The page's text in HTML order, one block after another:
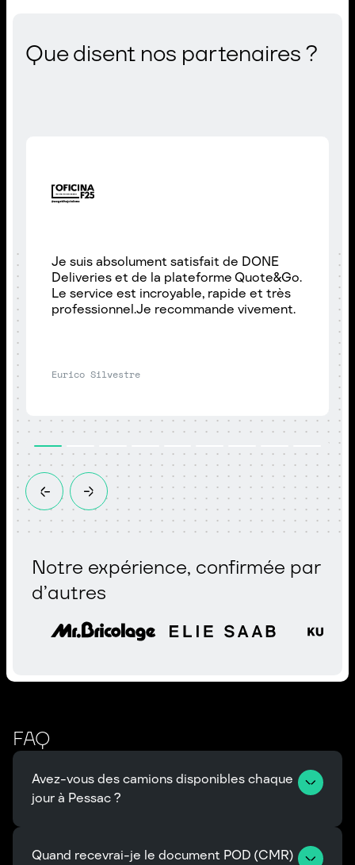
Que disent nos partenaires ?
Je suis absolument satisfait de DONE
Deliveries et de la plateforme Quote&Go.
Le service est incroyable, rapide et très
professionnel.Je recommande vivement.
Eurico Silvestre
Notre expérience, confirmée par
d’autres
FAQ
Avez-vous des camions disponibles chaque
jour à Pessac ?
Quand recevrai-je le document POD (CMR)